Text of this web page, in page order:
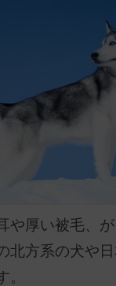
や厚い被毛、
北方系の犬や
。